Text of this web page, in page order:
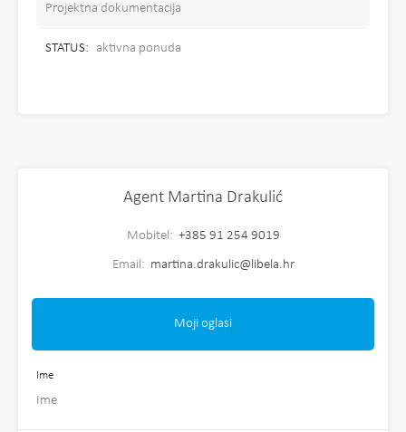
Projektna dokumentacija
STATUS: aktivna ponuda
Agent Martina Drakulić
Mobitel: +385 91 254 9019
Email: martina.drakulic@libela.hr
Moji oglasi
Ime